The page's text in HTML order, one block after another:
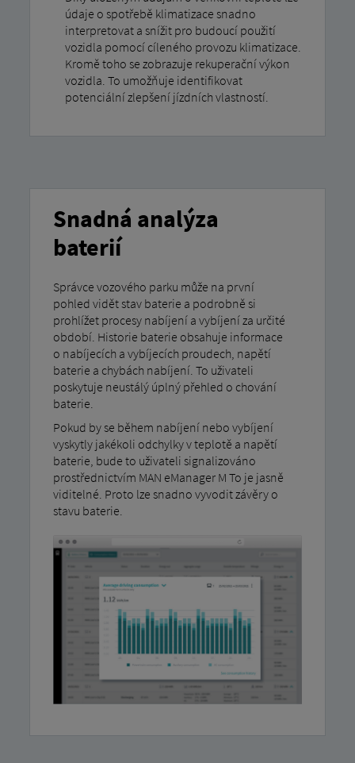
údaje o spotřebě klimatizace snadno
interpretovat a snížit pro budoucí použití
vozidla pomocí cíleného provozu klimatizace.
Kromě toho se zobrazuje rekuperační výkon
vozidla. To umožňuje identifikovat
potenciální zlepšení jízdních vlastností.
Snadná analýza
baterií
Správce vozového parku může na první
pohled vidět stav baterie a podrobně si
prohlížet procesy nabíjení a vybíjení za určité
období. Historie baterie obsahuje informace
o nabíjecích a vybíjecích proudech, napětí
baterie a chybách nabíjení. To uživateli
poskytuje neustálý úplný přehled o chování
baterie.
Pokud by se během nabíjení nebo vybíjení
vyskytly jakékoli odchylky v teplotě a napětí
baterie, bude to uživateli signalizováno
prostřednictvím MAN eManager M To je jasně
viditelné. Proto lze snadno vyvodit závěry o
stavu baterie.